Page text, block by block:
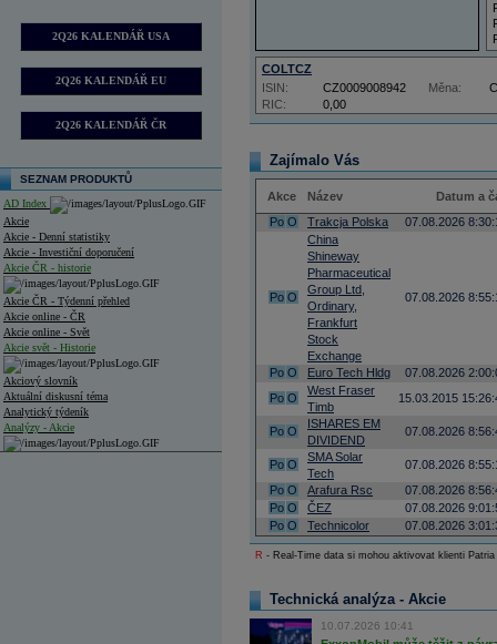
2Q26 KALENDÁŘ USA
2Q26 KALENDÁŘ EU
2Q26 KALENDÁŘ ČR
SEZNAM PRODUKTŮ
AD Index
Akcie
Akcie - Denní statistiky
Akcie - Investiční doporučení
Akcie ČR - historie
Akcie ČR - Týdenní přehled
Akcie online - ČR
Akcie online - Svět
Akcie svět - Historie
Akciový slovník
Aktuální diskusní téma
Analytický týdeník
Analýzy - Akcie
COLTCZ
RIC: 0,00
ISIN: CZ0009008942 Měna:
Zajímalo Vás
Akce Název
Datum a
Po O Trakcja Polska 07.08.2026
Po O
China
Shineway
Pharmaceutical
Group Ltd,
Ordinary,
Frankfurt
Stock
Exchange
07.08.2026
Po O Euro Tech Hldg
07.08.2026
Po O
West Fraser
Timb
15.03.2015
Po O
ISHARES EM
DIVIDEND
07.08.2026
Po O
SMA Solar
Tech
07.08.2026
Po O Arafura Rsc
07.08.2026
Po O ČEZ
07.08.2026
Po O Technicolor 07.08.2026
R - Real-Time data si mohou aktivovat klienti
Technická analýza - Akcie
10.07.2026 10:41